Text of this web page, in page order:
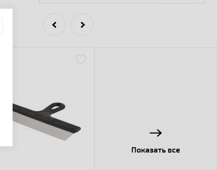
Показать все